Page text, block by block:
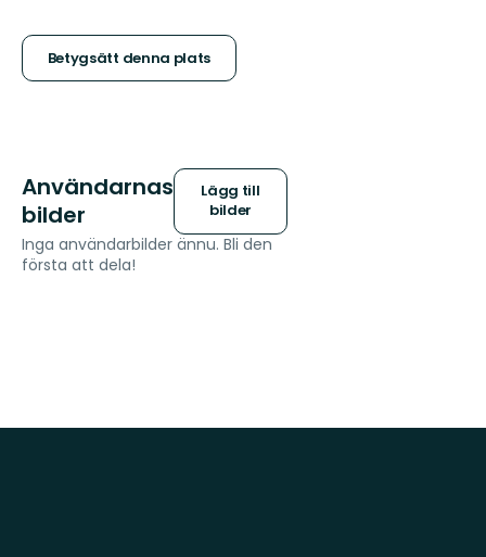
stjärnor
Betygsätt denna plats
Användarnas
bilder
Lägg till
bilder
Inga användarbilder ännu. Bli den
första att dela!